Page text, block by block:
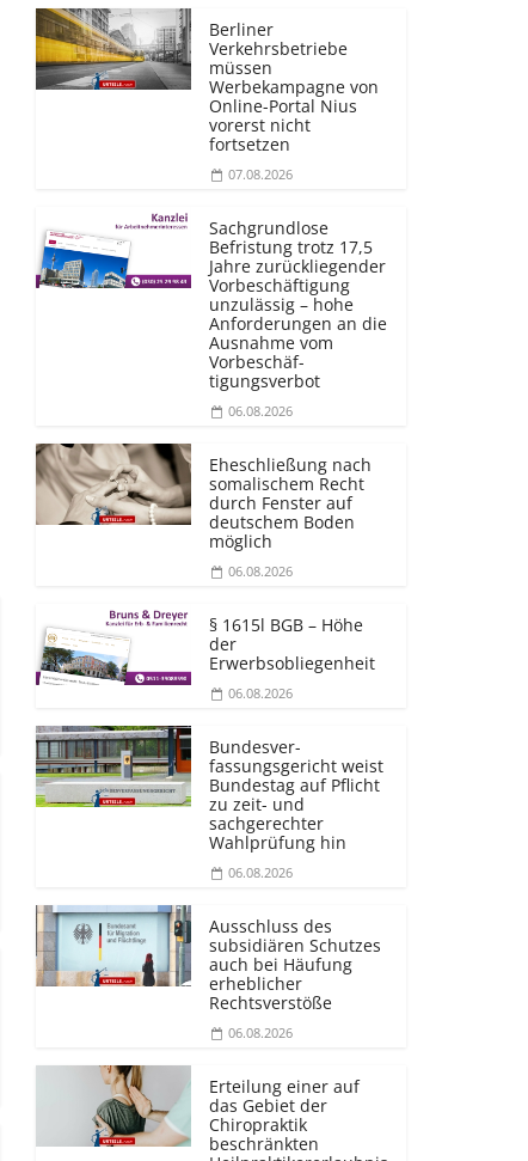
Berliner
Verkehrsbetriebe
müssen
Werbekampagne von
Online-Portal Nius
vorerst nicht
fortsetzen
07.08.2026
Sachgrundlose
Befristung trotz 17,5
Jahre zurückliegender
Vorbeschäftigung
unzulässig – hohe
Anforderungen an die
Ausnahme vom
Vorbeschäf­
tigungsverbot
06.08.2026
Eheschließung nach
somalischem Recht
durch Fenster auf
deutschem Boden
möglich
06.08.2026
§ 1615l BGB – Höhe
der
Erwerbsobliegenheit
06.08.2026
Bundesver­
fassungsgericht weist
Bundestag auf Pflicht
zu zeit- und
sachgerechter
Wahlprüfung hin
06.08.2026
Ausschluss des
subsidiären Schutzes
auch bei Häufung
erheblicher
Rechtsverstöße
06.08.2026
Erteilung einer auf
das Gebiet der
Chiropraktik
beschränkten